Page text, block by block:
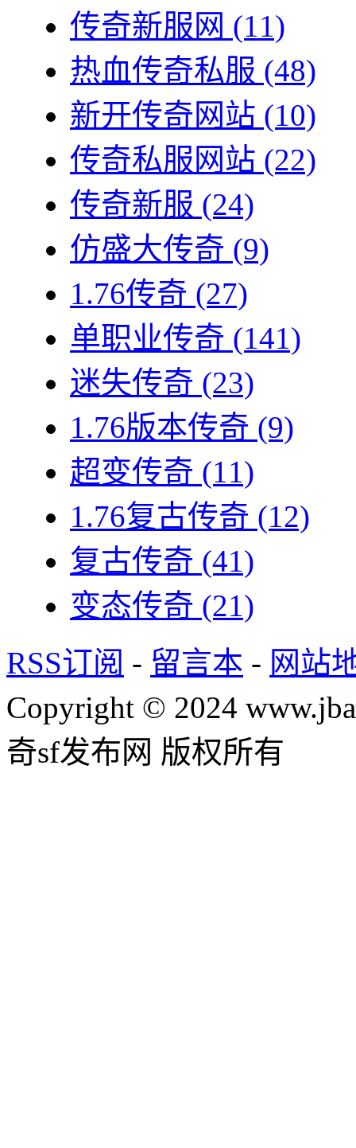
传奇新服网 (11)
热血传奇私服 (48)
新开传奇网站 (10)
传奇私服网站 (22)
传奇新服 (24)
仿盛大传奇 (9)
1.76传奇 (27)
单职业传奇 (141)
迷失传奇 (23)
1.76版本传奇 (9)
超变传奇 (11)
1.76复古传奇 (12)
复古传奇 (41)
变态传奇 (21)
RSS订阅 - 留言本 - 网站
Copyright © 2024
奇sf发布网 版权所有